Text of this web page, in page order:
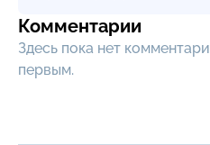
Комментарии
Здесь пока нет
первым.